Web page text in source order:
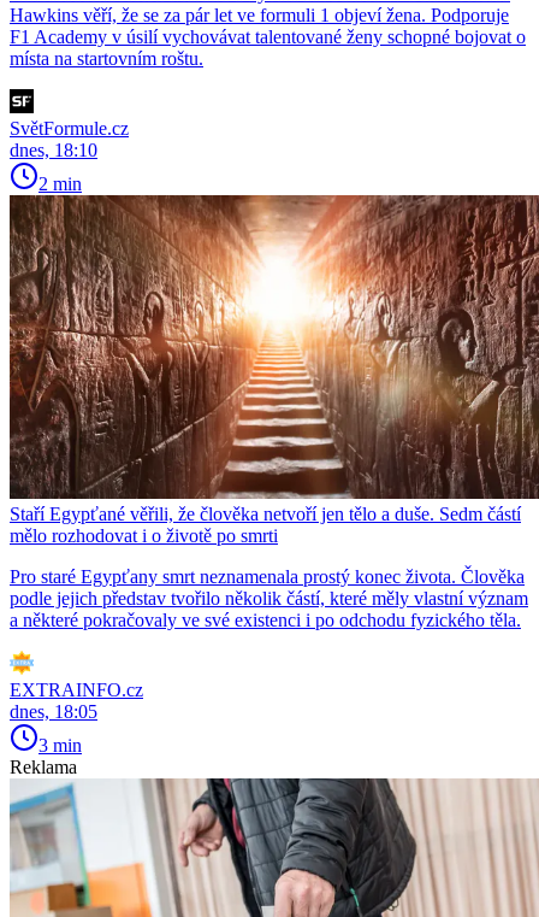
Hawkins věří, že se za pár let ve formuli 1 objeví žena. Podporuje
F1 Academy v úsilí vychovávat talentované ženy schopné bojovat o
místa na startovním roštu.
SvětFormule.cz
dnes, 18:10
2 min
Staří Egypťané věřili, že člověka netvoří jen tělo a duše. Sedm částí
mělo rozhodovat i o životě po smrti
Pro staré Egypťany smrt neznamenala prostý konec života. Člověka
podle jejich představ tvořilo několik částí, které měly vlastní význam
a některé pokračovaly ve své existenci i po odchodu fyzického těla.
EXTRAINFO.cz
dnes, 18:05
3 min
Reklama